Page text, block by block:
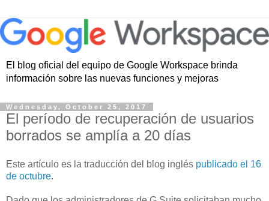
El blog oficial del equipo de Google Workspace brinda
información sobre las nuevas funciones y mejoras
Wednesday, October 25, 2017
El período de recuperación de usuarios
borrados se amplía a 20 días
Este artículo es la traducción del blog inglés publicado el 16
de octubre.